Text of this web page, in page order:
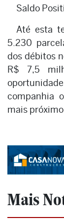
Saldo
Até esta
5.230
dos débitos
R$ 7,5
companhia
mais próximo
Mais